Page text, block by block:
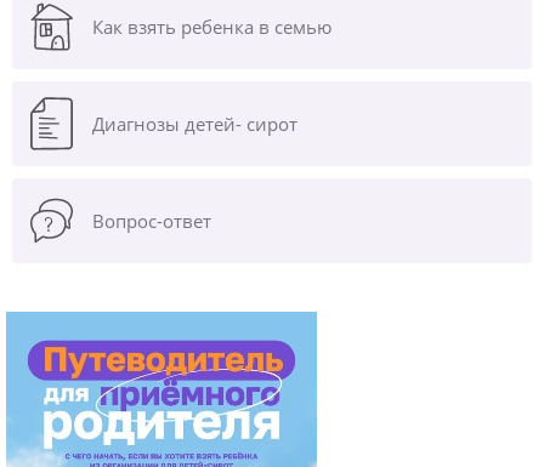
Как взять ребенка в семью
Диагнозы детей- сирот
Вопрос-ответ